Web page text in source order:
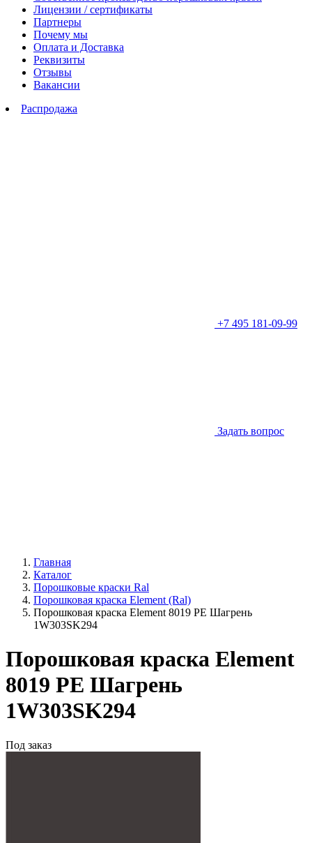
Лицензии / сертификаты
Партнеры
Почему мы
Оплата и Доставка
Реквизиты
Отзывы
Вакансии
Распродажа
+7 495 181-09-99
Задать вопрос
Главная
Каталог
Порошковые краски Ral
Порошковая краска Element (Ral)
Порошковая краска Element 8019 PE Шагрень
1W303SK294
Порошковая краска Element
8019 PE Шагрень
1W303SK294
Под заказ